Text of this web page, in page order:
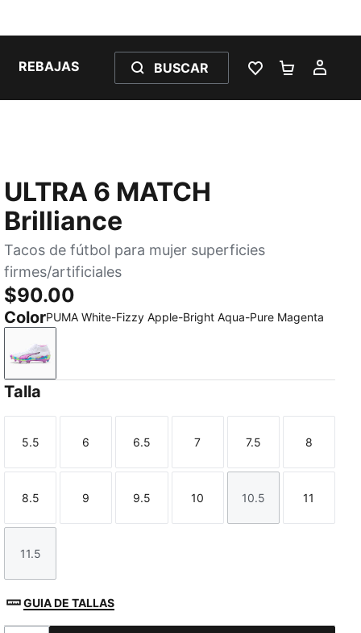
REBAJAS BUSCAR
LISTA DE
ULTRA 6 MATCH
Brilliance
Tacos de fútbol para mujer superficies
firmes/artificiales
$90.00
ColorPUMA White-Fizzy Apple-Bright Aqua-Pure Magenta
PUMA White-Fizzy Apple-Bright Aqua-Pure Magenta
Talla
Talla
5.5
Talla
6
Talla
6.5
Talla
7
Talla
7.5
Talla
8
Talla
8.5
Talla
9
Talla
9.5
Talla
10
Talla
10.5
Talla
11
Talla
11.5
GUIA DE TALLAS